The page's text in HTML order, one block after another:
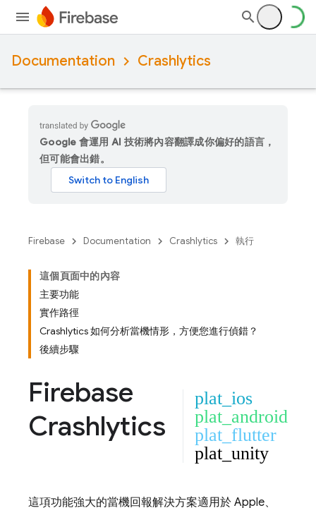
Documentation Crashlytics
Google 會運用 AI 技術將內容翻譯成你偏好的語言，
但可能會出錯。
Firebase Documentation Crashlytics 執行
這個頁面中的內容
主要功能
實作路徑
Crashlytics 如何分析當機情形，方便您進行偵錯？
後續步驟
Firebase
Crashlytics
plat_ios
plat_android
plat_flutter
plat_unity
這項功能強大的當機回報解決方案適用於 Apple、